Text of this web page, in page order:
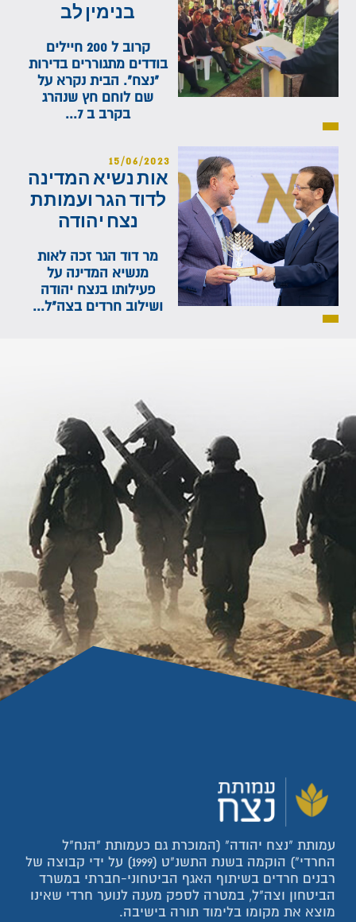
בנימין לב
קרוב ל 200 חיילים
בודדים מתגוררים בדירות
"נצח". הבית נקרא על
שם לוחם חץ שנהרג
בקרב ב 7...
15/06/2023
אות נשיא המדינה
לדוד הגר ועמותת
נצח יהודה
מר דוד הגר זכה לאות
מנשיא המדינה על
פעילותו בנצח יהודה
ושילוב חרדים בצה"ל...
עמותת "נצח יהודה" (המוכרת גם כעמותת "הנח"ל
החרדי") הוקמה בשנת התשנ"ט (1999) על ידי קבוצה של
רבנים חרדים בשיתוף האגף הביטחוני-חברתי במשרד
הביטחון וצה"ל, במטרה לספק מענה לנוער חרדי שאינו
מוצא את מקומו בלימוד תורה בישיבה.